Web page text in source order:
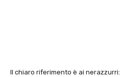
Il chiaro riferimento è ai nerazzurri: